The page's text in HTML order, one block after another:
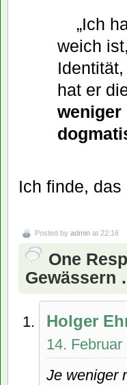
„Ich
weich
hat er
weniger
Ich finde,
Posted by admin at 22:16
One
Gewässern
Holger
14.
Je weniger